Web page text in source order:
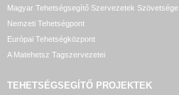
Magyar Tehetségsegítő Szervezetek Szövetsége
Nemzeti Tehetségpont
Európai Tehetségközpont
A Matehetsz Tagszervezetei
TEHETSÉGSEGÍTŐ PROJEKTEK